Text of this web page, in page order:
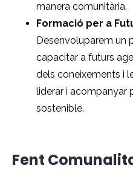
manera comunitària.
Formació per a
Desenvoluparem un
capacitar a futurs
dels coneixements i
liderar i acompanyar
sostenible.
Fent